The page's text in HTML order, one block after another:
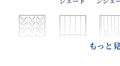
スカラップス スカラッ
もっと